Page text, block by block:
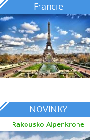
Francie
NOVINKY
Rakousko Alpenkrone